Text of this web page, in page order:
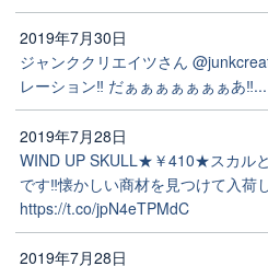
2019年7月30日
ジャンククリエイツさん
レーション‼️ だぁぁぁぁぁぁぁあ‼️...
2019年7月28日
WIND UP SKULL★￥410★スカル
です‼️懐かしい商材を見つけて入荷
https://t.co/jpN4eTPMdC
2019年7月28日